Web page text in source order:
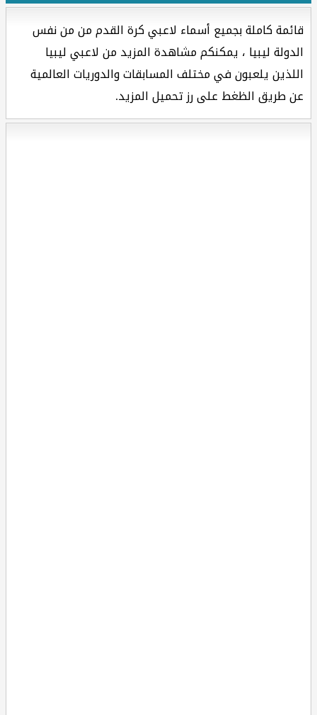
قائمة كاملة بجميع أسماء لاعبي كرة القدم من من نفس
الدولة ليبيا ، يمكنكم مشاهدة المزيد من لاعبي ليبيا
اللذين يلعبون في مختلف المسابقات والدوريات العالمية
عن طريق الظغط على رز تحميل المزيد.